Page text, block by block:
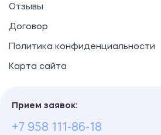
Отзывы
Договор
Политика конфиденциальности
Карта сайта
Прием заявок:
+7 958 111-86-18